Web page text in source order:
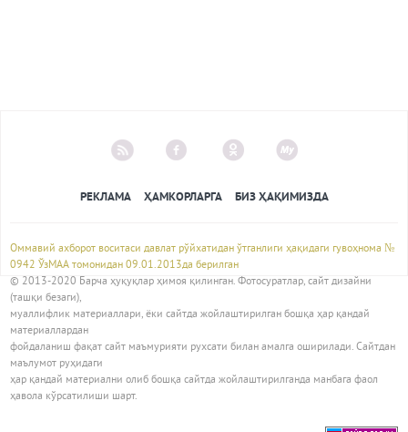
РЕКЛАМА ҲАМКОРЛАРГА БИЗ ҲАҚИМИЗДА
Оммавий ахборот воситаси давлат рўйхатидан ўтганлиги ҳақидаги гувоҳнома №
0942 ЎзМАА томонидан 09.01.2013да берилган
© 2013-2020 Барча ҳуқуқлар ҳимоя қилинган. Фотосуратлар, сайт дизайни
(ташқи безаги),
муаллифлик материаллари, ёки сайтда жойлаштирилган бошқа ҳар қандай
материаллардан
фойдаланиш фақат сайт маъмурияти рухсати билан амалга оширилади. Сайтдан
маълумот руҳидаги
ҳар қандай материални олиб бошқа сайтда жойлаштирилганда манбага фаол
ҳавола кўрсатилиши шарт.